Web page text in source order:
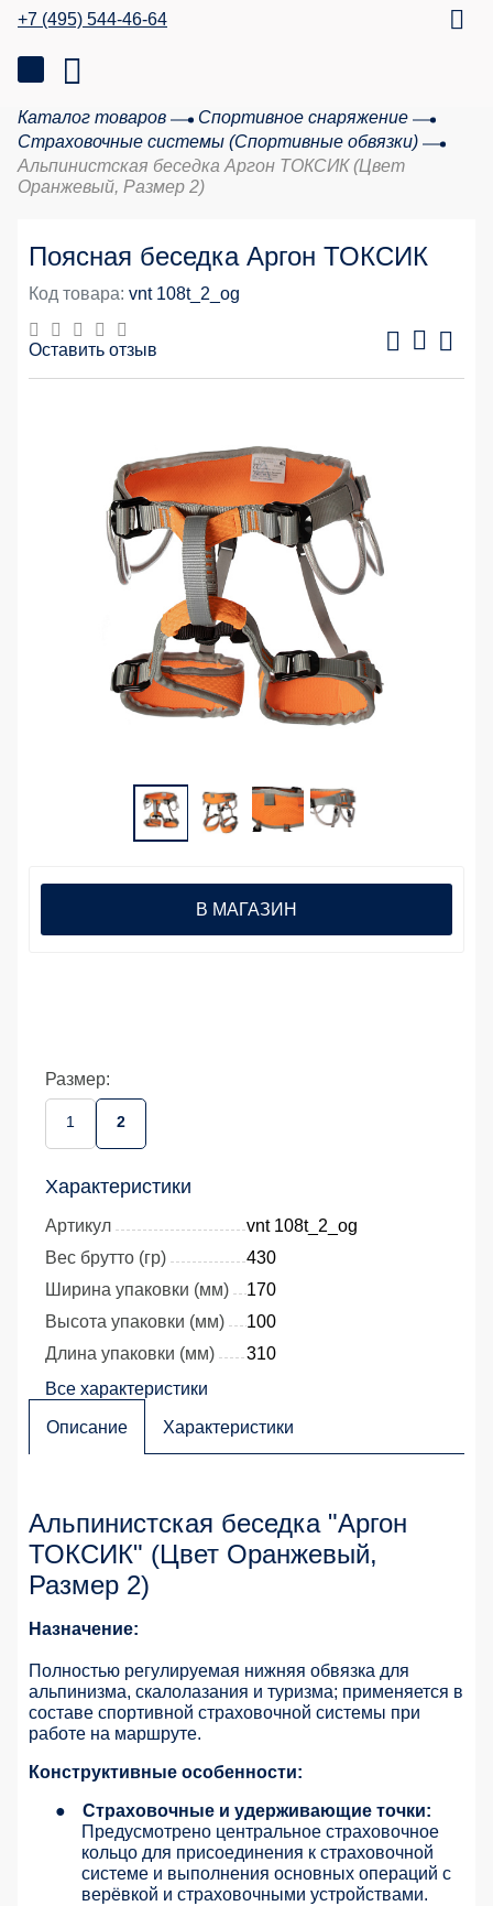
+7 (495) 544-46-64
Каталог товаров
Спортивное снаряжение
Страховочные системы (Спортивные обвязки)
Альпинистская беседка Аргон ТОКСИК (Цвет
Оранжевый, Размер 2)
Поясная беседка Аргон ТОКСИК
Код товара: vnt 108t_2_og
Оставить отзыв
Размер:
1 2
Характеристики
Артикул
vnt 108t_2_og
Вес брутто (гр)
430
Ширина упаковки (мм)
170
Высота упаковки (мм)
100
Длина упаковки (мм)
310
Все характеристики
В МАГАЗИН
Описание Характеристики
Альпинистская беседка "Аргон
ТОКСИК" (Цвет Оранжевый,
Размер 2)
Назначение:
Полностью регулируемая нижняя обвязка для
альпинизма, скалолазания и туризма; применяется в
составе спортивной страховочной системы при
работе на маршруте.
Конструктивные особенности:
●
Страховочные и удерживающие точки:
Предусмотрено центральное страховочное
кольцо для присоединения к страховочной
системе и выполнения основных операций с
верёвкой и страховочными устройствами.